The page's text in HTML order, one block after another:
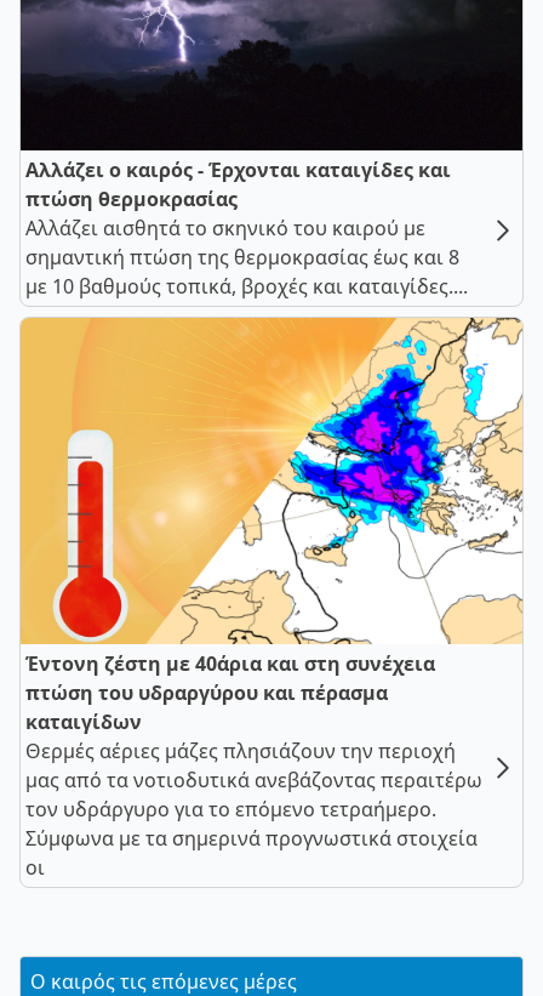
Αλλάζει ο καιρός - Έρχονται καταιγίδες και
πτώση θερμοκρασίας
Αλλάζει αισθητά το σκηνικό του καιρού με
σημαντική πτώση της θερμοκρασίας έως και 8
με 10 βαθμούς τοπικά, βροχές και καταιγίδες....
Έντονη ζέστη με 40άρια και στη συνέχεια
πτώση του υδραργύρου και πέρασμα
καταιγίδων
Θερμές αέριες μάζες πλησιάζουν την περιοχή
μας από τα νοτιοδυτικά ανεβάζοντας περαιτέρω
τον υδράργυρο για το επόμενο τετραήμερο.
Σύμφωνα με τα σημερινά προγνωστικά στοιχεία
οι
Ο καιρός τις επόμενες μέρες